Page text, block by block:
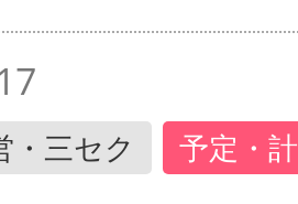
・三セク 予定・